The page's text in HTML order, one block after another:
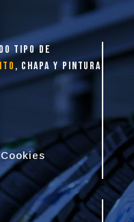
tipo de
, chapa y pintura
Cookies